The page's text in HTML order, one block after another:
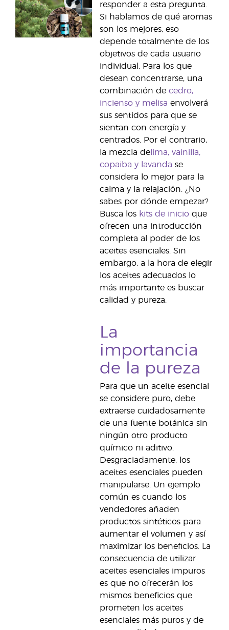
responder a esta pregunta.
Si hablamos de qué aromas
son los mejores, eso
depende totalmente de los
objetivos de cada usuario
individual. Para los que
desean concentrarse, una
combinación de cedro,
incienso y melisa envolverá
sus sentidos para que se
sientan con energía y
centrados. Por el contrario,
la mezcla de lima, vainilla,
copaiba y lavanda se
considera lo mejor para la
calma y la relajación. ¿No
sabes por dónde empezar?
Busca los kits de inicio que
ofrecen una introducción
completa al poder de los
aceites esenciales. Sin
embargo, a la hora de elegir
los aceites adecuados lo
más importante es buscar
calidad y pureza.
La
importancia
de la pureza
Para que un aceite esencial
se considere puro, debe
extraerse cuidadosamente
de una fuente botánica sin
ningún otro producto
químico ni aditivo.
Desgraciadamente, los
aceites esenciales pueden
manipularse. Un ejemplo
común es cuando los
vendedores añaden
productos sintéticos para
aumentar el volumen y así
maximizar los beneficios. La
consecuencia de utilizar
aceites esenciales impuros
es que no ofrecerán los
mismos beneficios que
prometen los aceites
esenciales más puros y de